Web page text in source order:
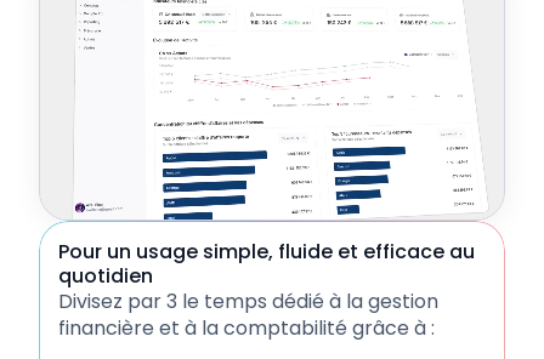
Pour un usage simple, fluide et efficace au
quotidien
Divisez par 3 le temps dédié à la gestion
financière et à la comptabilité grâce à :
Centralisation des justificatifs
Paiement en 1 clic
Intégrations & automatisations